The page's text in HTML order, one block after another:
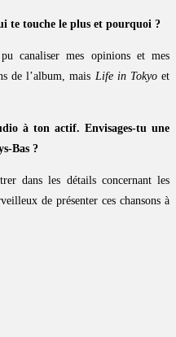
te touche le plus et pourquoi ?
canaliser mes opinions et mes
de l’album, mais Life in Tokyoet
à ton actif. Envisages-tu une
Bas ?
dans les détails concernant les
de présenter ces chansons à